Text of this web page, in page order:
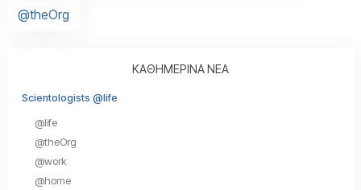
@theOrg
ΚΑΘΗΜΕΡΙΝΑ ΝΕΑ
Scientologists @life
@life
@theOrg
@work
@home